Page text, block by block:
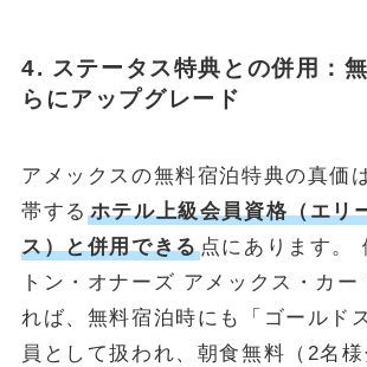
4. ステータス特典との併用：
らにアップグレード
アメックスの無料宿泊特典の真価
帯する ホテル上級会員資格（エリ
ス）と併用できる点にあります。
トン・オナーズ アメックス・カー
れば、無料宿泊時にも「ゴールド
員として扱われ、朝食無料（2名